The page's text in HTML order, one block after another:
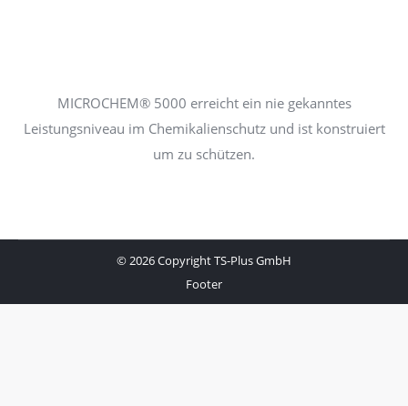
MICROCHEM® 5000 erreicht ein nie gekanntes
Leistungsniveau im Chemikalienschutz und ist konstruiert
um zu schützen.
© 2026 Copyright TS-Plus GmbH
Footer